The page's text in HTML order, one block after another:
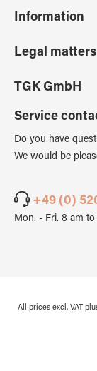
Information
Legal matters
TGK GmbH
Service
Do you have
We would be
+49 (0)
Mon. - Fri. 8 am to
All prices excl. VAT